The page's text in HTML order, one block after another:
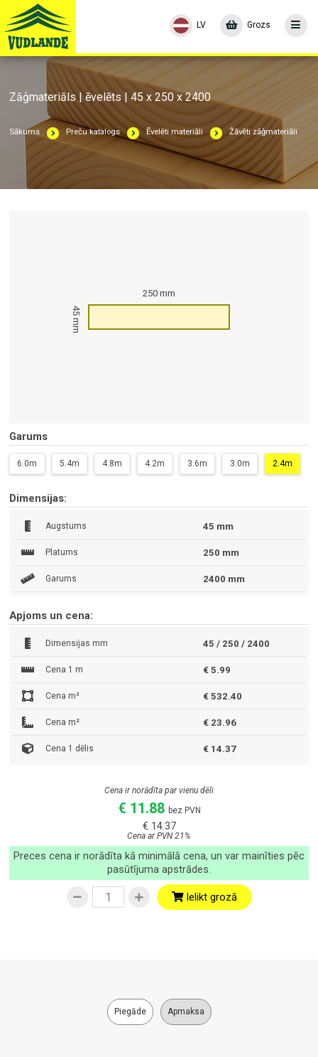
Grozs
LV
Zāģmateriāls | ēvelēts | 45 x 250 x 2400
Sākums Preču katalogs Ēvelēti materiāli Žāvēti zāģmateriāli
250 mm
45 mm
Garums
6.0m 5.4m 4.8m 4.2m 3.6m 3.0m 2.4m
Dimensijas:
Augstums 45 mm
Platums 250 mm
Garums 2400 mm
Apjoms un cena:
Dimensijas mm 45 / 250 / 2400
Cena 1 m € 5.99
Cena m³ € 532.40
Cena m² € 23.96
Cena 1 dēlis € 14.37
Cena ir norādīta par vienu dēli
€ 11.88 bez PVN
€ 14.37
Cena ar PVN 21%
Preces cena ir norādīta kā minimālā cena, un var mainīties pēc
pasūtījuma apstrādes.
Ielikt grozā
Piegāde Apmaksa